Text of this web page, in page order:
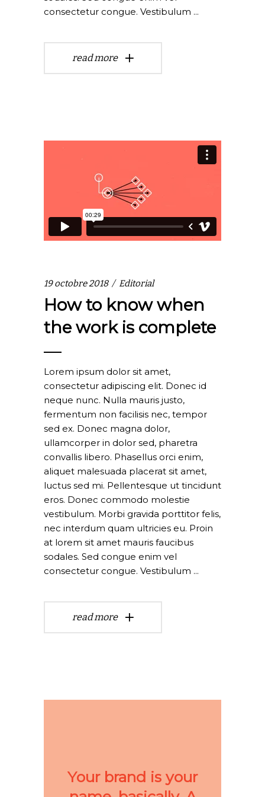
consectetur congue. Vestibulum
read more
19 octobre 2018 Editorial
How to know when
the work is complete
Lorem ipsum dolor sit amet,
consectetur adipiscing elit. Donec id
neque nunc. Nulla mauris justo,
fermentum non facilisis nec, tempor
sed ex. Donec magna dolor,
ullamcorper in dolor sed, pharetra
convallis libero. Phasellus orci enim,
aliquet malesuada placerat sit amet,
luctus sed mi. Pellentesque ut tincidunt
eros. Donec commodo molestie
vestibulum. Morbi gravida porttitor felis,
nec interdum quam ultricies eu. Proin
at lorem sit amet mauris faucibus
sodales. Sed congue enim vel
consectetur congue. Vestibulum
read more
Your brand is your